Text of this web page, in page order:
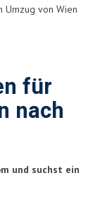
von Wien
für
nach
und suchst ein